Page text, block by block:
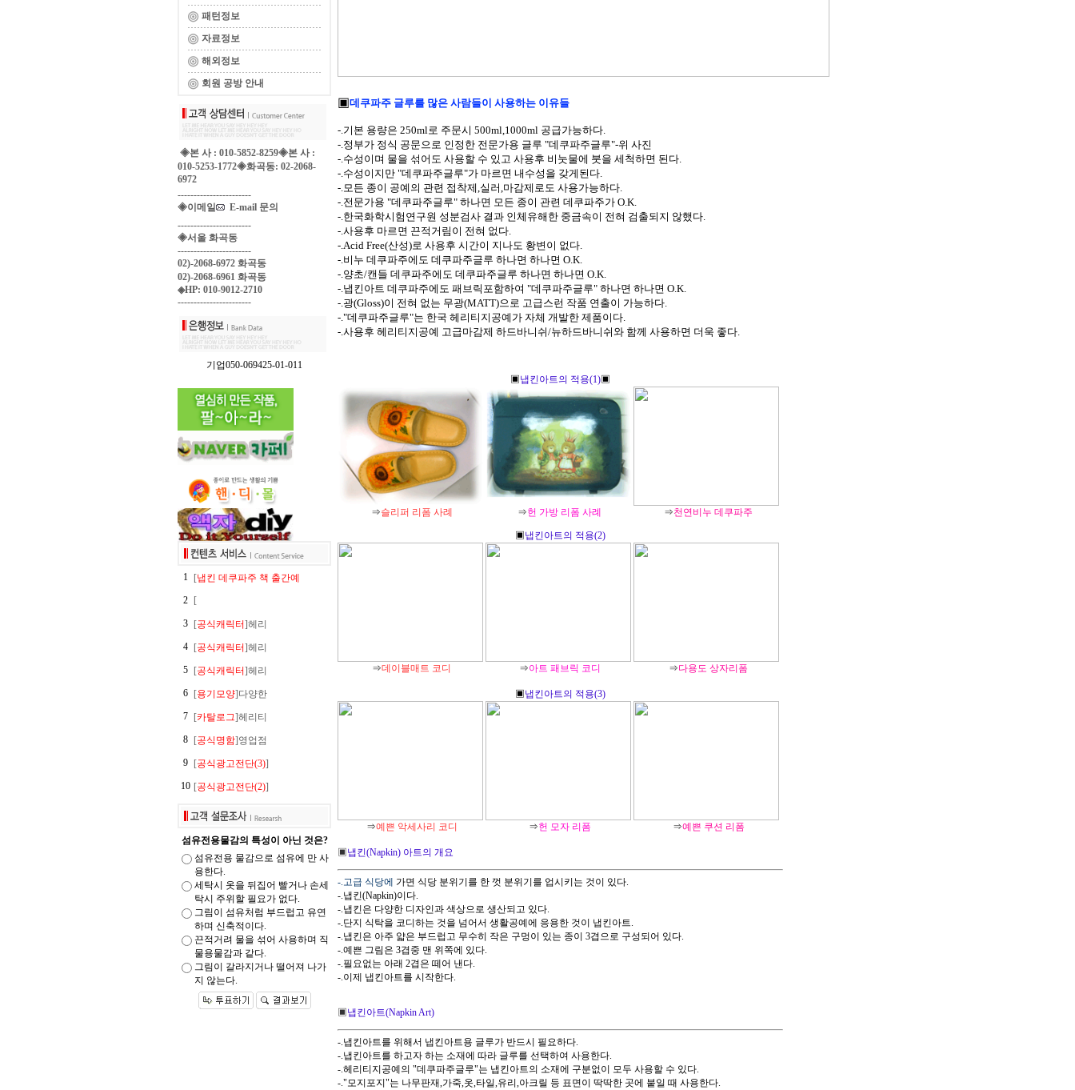
패턴정보
자료정보
해외정보
회원 공방 안내
◈본 사 : 010-5852-8259◈본 사 :
010-5253-1772◈화곡동: 02-2068-
6972
-----------------------
◈이메일
E-mail 문의
-----------------------
◈서울 화곡동
-----------------------
02)-2068-6972 화곡동
02)-2068-6961 화곡동
◈HP: 010-9012-2710
-----------------------
기업050-069425-01-011
1 [냅킨 데쿠파주 책 출간예
2
[
3 [공식캐릭터]헤리
4
[공식캐릭터]헤리
5
[공식캐릭터]헤리
6
[용기모양]다양한
7
[카탈로그]헤리티
8
[공식명함]영업점
9
[공식광고전단(3)]
10 [공식광고전단(2)]
섬유전용물감의 특성이 아닌 것은?
섬유전용 물감으로 섬유에 만 사
용한다.
세탁시 옷을 뒤집어 빨거나 손세
탁시 주위할 필요가 없다.
그림이 섬유처럼 부드럽고 유연
하며 신축적이다.
끈적거려 물을 섞어 사용하며 직
물용물감과 같다.
그림이 갈라지거나 떨어져 나가
지 않는다.
▣데쿠파주 글루를 많은 사람들이 사용하는 이유들
-.기본 용량은 250ml로 주문시 500ml,1000ml 공급가능하다.
-.정부가 정식 공문으로 인정한 전문가용 글루 "데쿠파주글루"-위 사진
-.수성이며 물을 섞어도 사용할 수 있고 사용후 비눗물에 붓을 세척하면 된다.
-.수성이지만 "데쿠파주글루"가 마르면 내수성을 갖게된다.
-.모든 종이 공예의 관련 접착제,실러,마감제로도 사용가능하다.
-.전문가용 "데쿠파주글루" 하나면 모든 종이 관련 데쿠파주가 O.K.
-.한국화학시험연구원 성분검사 결과 인체유해한 중금속이 전혀 검출되지 않했다.
-.사용후 마르면 끈적거림이 전혀 없다.
-.Acid Free(산성)로 사용후 시간이 지나도 황변이 없다.
-.비누 데쿠파주에도 데쿠파주글루 하나면 하나면 O.K.
-.양초/캔들 데쿠파주에도 데쿠파주글루 하나면 하나면 O.K.
-.냅킨아트 데쿠파주에도 패브릭포함하여 "데쿠파주글루" 하나면 하나면 O.K.
-.광(Gloss)이 전혀 없는 무광(MATT)으로 고급스런 작품 연출이 가능하다.
-."데쿠파주글루"는 한국 헤리티지공예가 자체 개발한 제품이다.
-.사용후 헤리티지공예 고급마감제 하드바니쉬/뉴하드바니쉬와 함께 사용하면 더욱 좋다.
▣냅킨아트의 적용(1)▣
⇒슬리퍼 리폼 사례 ⇒헌 가방 리폼 사례 ⇒천연비누 데쿠파주
▣냅킨아트의 적용(2)
⇒데이블매트 코디 ⇒아트 패브릭 코디 ⇒다용도 상자리폼
▣냅킨아트의 적용(3)
⇒예쁜 악세사리 코디 ⇒헌 모자 리폼 ⇒예쁜 쿠션 리폼
▣ 냅킨(Napkin) 아트의 개요
-.고급 식당에 가면 식당 분위기를 한 껏 분위기를 업시키는 것이 있다.
-.냅킨(Napkin)이다.
-.냅킨은 다양한 디자인과 색상으로 생산되고 있다.
-.단지 식탁을 코디하는 것을 넘어서 생활공예에 응용한 것이 냅킨아트.
-.냅킨은 아주 얇은 부드럽고 무수히 작은 구멍이 있는 종이 3겹으로 구성되어 있다.
-.예쁜 그림은 3겹중 맨 위쪽에 있다.
-.필요없는 아래 2겹은 떼어 낸다.
-.이제 냅킨아트를 시작한다.
▣ 냅킨아트(Napkin Art)
-.냅킨아트를 위해서 냅킨아트용 글루가 반드시 필요하다.
-.냅킨아트를 하고자 하는 소재에 따라 글루를 선택하여 사용한다.
-.헤리티지공예의 "데쿠파주글루"는 냅킨아트의 소재에 구분없이 모두 사용할 수 있다.
-."모지포지"는 나무판재,가죽,옷,타일,유리,아크릴 등 표면이 딱딱한 곳에 붙일 때 사용한다.